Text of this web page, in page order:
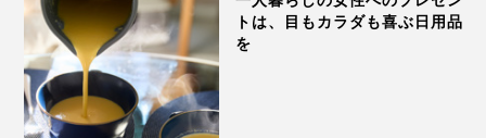
トは、目もカラダも喜ぶ日用品
を